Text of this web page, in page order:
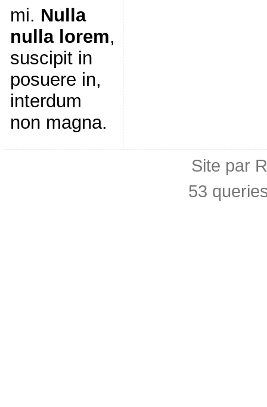
mi. Nulla
nulla lorem,
suscipit in
posuere in,
interdum
non magna.
Site par
53